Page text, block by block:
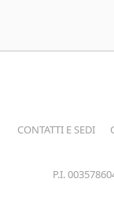
CONTATTI E SEDI
P.I.